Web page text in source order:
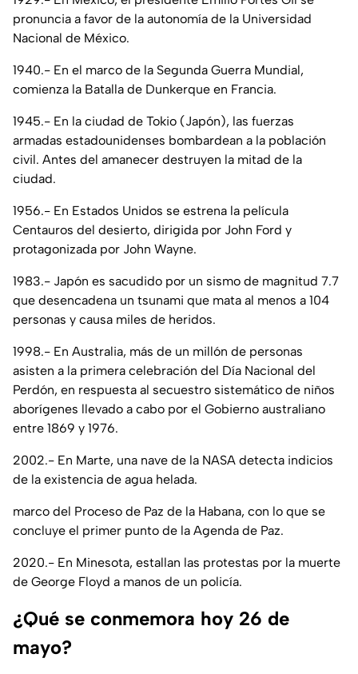
pronuncia a favor de la autonomía de la Universidad
Nacional de México.
1940.- En el marco de la Segunda Guerra Mundial,
comienza la Batalla de Dunkerque en Francia.
1945.- En la ciudad de Tokio (Japón), las fuerzas
armadas estadounidenses bombardean a la población
civil. Antes del amanecer destruyen la mitad de la
ciudad.
1956.- En Estados Unidos se estrena la película
Centauros del desierto, dirigida por John Ford y
protagonizada por John Wayne.
1983.- Japón es sacudido por un sismo de magnitud 7.7
que desencadena un tsunami que mata al menos a 104
personas y causa miles de heridos.
1998.- En Australia, más de un millón de personas
asisten a la primera celebración del Día Nacional del
Perdón, en respuesta al secuestro sistemático de niños
aborígenes llevado a cabo por el Gobierno australiano
entre 1869 y 1976.
2002.- En Marte, una nave de la NASA detecta indicios
de la existencia de agua helada.
marco del Proceso de Paz de la Habana, con lo que se
concluye el primer punto de la Agenda de Paz.
2020.- En Minesota, estallan las protestas por la muerte
de George Floyd a manos de un policía.
¿Qué se conmemora hoy 26 de
mayo?